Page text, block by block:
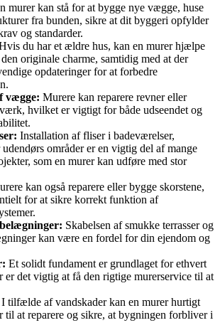
murer kan stå for at bygge nye vægge, huse
fra bunden, sikre at dit byggeri opfylder
og standarder.
du har et ældre hus, kan en murer hjælpe
originale charme, samtidig med at der
opdateringer for at forbedre
vægge: Murere kan reparere revner eller
hvilket er vigtigt for både udseendet og
Installation af fliser i badeværelser,
områder er en vigtig del af mange
som en murer kan udføre med stor
kan også reparere eller bygge skorstene,
for at sikre korrekt funktion af
Skabelsen af smukke terrasser og
kan være en fordel for din ejendom og
Et solidt fundament er grundlaget for ethvert
er det vigtig at få den rigtige murerservice til at
I tilfælde af vandskader kan en murer hurtigt
til at reparere og sikre, at bygningen forbliver i